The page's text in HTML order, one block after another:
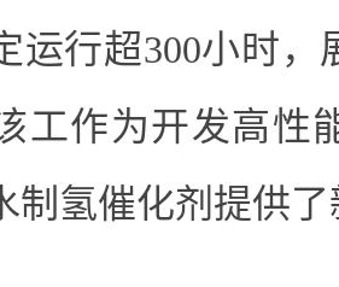
运行超300小时，
工作为开发高性
制氢催化剂提供